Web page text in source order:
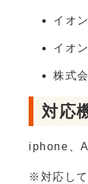
イオ
イオ
株式
対応
iphone、
※対応し